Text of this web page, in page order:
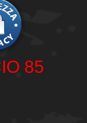
85